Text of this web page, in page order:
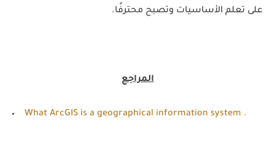
على تعلم الأساسيات وتصبح محترفًا.
المراجع
What ArcGIS is a geographical information system .